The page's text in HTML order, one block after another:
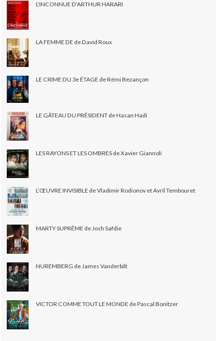
L'INCONNUE D'ARTHUR HARARI
LA FEMME DE de David Roux
LE CRIME DU 3e ÉTAGE de Rémi Bezançon
LE GÂTEAU DU PRÉSIDENT de Hasan Hadi
LES RAYONS ET LES OMBRES de Xavier Giannoli
L’ŒUVRE INVISIBLE de Vladimir Rodionov et Avril Tembouret
MARTY SUPRÊME de Josh Safdie
NUREMBERG de James Vanderbilt
VICTOR COMME TOUT LE MONDE de Pascal Bonitzer